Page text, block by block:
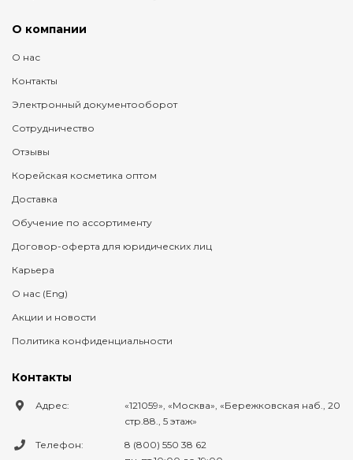
О компании
О нас
Контакты
Электронный документооборот
Сотрудничество
Отзывы
Корейская косметика оптом
Доставка
Обучение по ассортименту
Договор-оферта для юридических лиц
Карьера
О нас (Eng)
Акции и новости
Политика конфиденциальности
Контакты
Адрес: 121059 , Москва ,
Бережковская наб., 20
стр.88., 5 этаж
Телефон:
8 (800) 550 38 62